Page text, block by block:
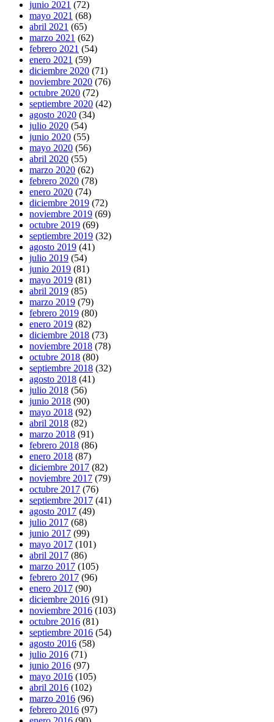
junio 2021 (72)
mayo 2021 (68)
abril 2021 (65)
marzo 2021 (62)
febrero 2021 (54)
enero 2021 (59)
diciembre 2020 (71)
noviembre 2020 (76)
octubre 2020 (72)
septiembre 2020 (42)
agosto 2020 (34)
julio 2020 (54)
junio 2020 (55)
mayo 2020 (56)
abril 2020 (55)
marzo 2020 (62)
febrero 2020 (78)
enero 2020 (74)
diciembre 2019 (72)
noviembre 2019 (69)
octubre 2019 (69)
septiembre 2019 (32)
agosto 2019 (41)
julio 2019 (54)
junio 2019 (81)
mayo 2019 (81)
abril 2019 (85)
marzo 2019 (79)
febrero 2019 (80)
enero 2019 (82)
diciembre 2018 (73)
noviembre 2018 (78)
octubre 2018 (80)
septiembre 2018 (32)
agosto 2018 (41)
julio 2018 (56)
junio 2018 (90)
mayo 2018 (92)
abril 2018 (82)
marzo 2018 (91)
febrero 2018 (86)
enero 2018 (87)
diciembre 2017 (82)
noviembre 2017 (79)
octubre 2017 (76)
septiembre 2017 (41)
agosto 2017 (49)
julio 2017 (68)
junio 2017 (99)
mayo 2017 (101)
abril 2017 (86)
marzo 2017 (105)
febrero 2017 (96)
enero 2017 (90)
diciembre 2016 (91)
noviembre 2016 (103)
octubre 2016 (81)
septiembre 2016 (54)
agosto 2016 (58)
julio 2016 (71)
junio 2016 (97)
mayo 2016 (105)
abril 2016 (102)
marzo 2016 (96)
febrero 2016 (97)